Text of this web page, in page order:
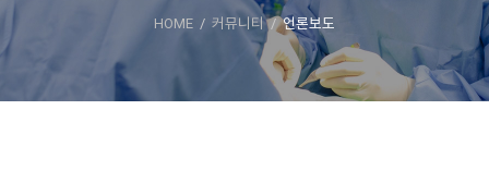
HOME 커뮤니티 언론보도